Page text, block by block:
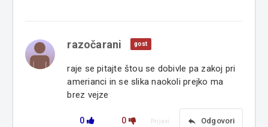
razočarani gost
raje se pitajte štou se dobivle pa zakoj pri
amerianci in se slika naokoli prejko ma
brez vejze
0 0 reply Odgovori
Prijavi